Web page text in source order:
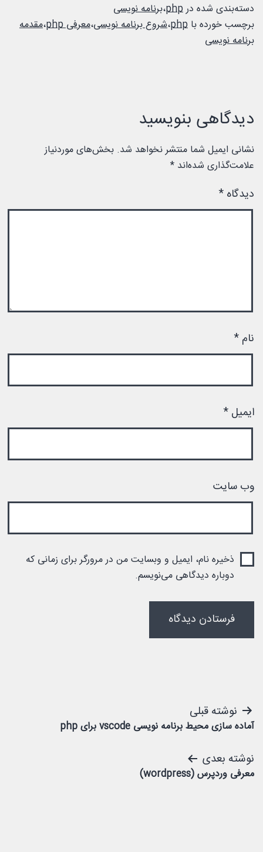
دسته‌بندی شده درphp،برنامه نویسی
برچسب خورده با php،شروع برنامه نویسی،معرفی php ،مقدمه
برنامه نویسی
دیدگاهی بنویسید
نشانی ایمیل شما منتشر نخواهد شد. بخش‌های موردنیاز
علامت‌گذاری شده‌اند *
دیدگاه *
نام *
ایمیل *
وب‌ سایت
ذخیره نام، ایمیل و وبسایت من در مرورگر برای زمانی که
دوباره دیدگاهی می‌نویسم.
راهبری
نوشته
نوشته قبلی
آماده سازی محیط برنامه نویسی vscode برای php
نوشته بعدی
معرفی وردپرس (wordpress)